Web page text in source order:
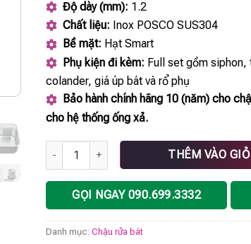
Độ dày (mm): 1.2
Chất liệu: Inox POSCO SUS304
Bề mặt: Hạt Smart
Phụ kiện đi kèm: Full set gồm siphon,
colander, giá úp bát và rổ phụ
Bảo hành chính hãng 10 (năm) cho
cho hệ thống ống xả.
Chậu rửa bát phong cách Nhật chống xước
THÊM VÀO
GỌI NGAY 090.699.3332
Danh mục:Chậu rửa bát